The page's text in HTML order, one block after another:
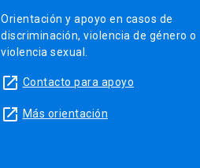
Orientación y apoyo en casos de
discriminación, violencia de género o
violencia sexual.
launch Contacto para apoyo
launch Más orientación